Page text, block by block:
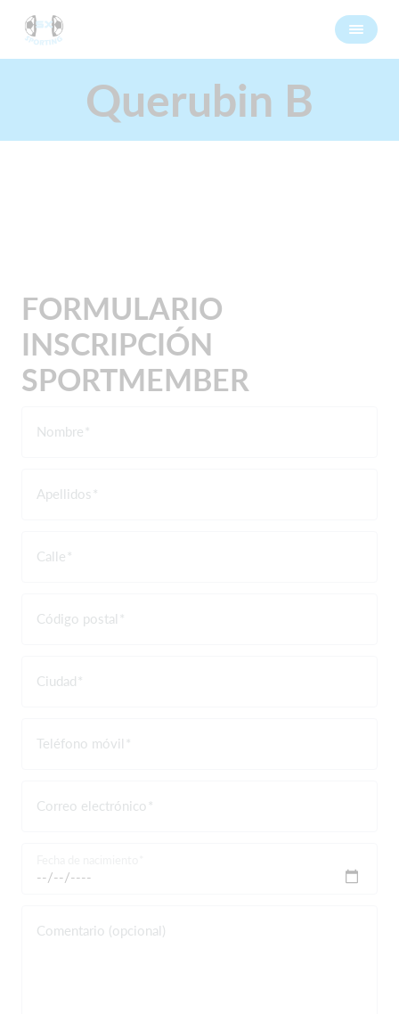
Querubin B
FORMULARIO
INSCRIPCIÓN
SPORTMEMBER
Nombre
Apellidos
Calle
Código postal
Ciudad
Teléfono móvil
Correo electrónico
Comentario (opcional)